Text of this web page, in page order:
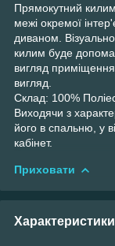
Прямокутний
межі окремої
диваном.
килим буде
вигляд
вигляд.
Склад: 100%
Виходячи з
його в спальню, у
кабінет.
Приховати
Характеристики